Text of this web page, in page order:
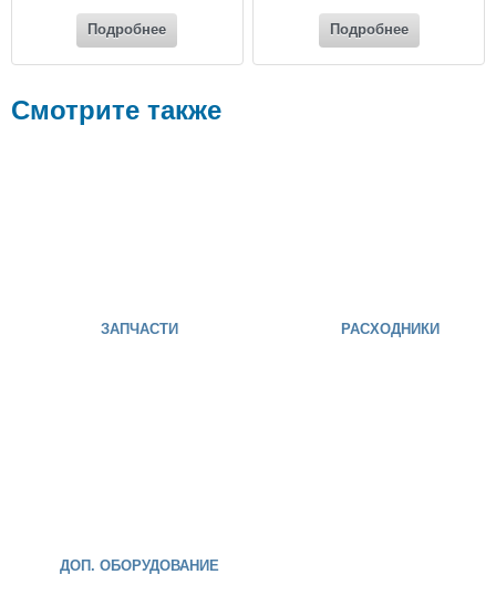
Подробнее Подробнее
Смотрите также
ЗАПЧАСТИ РАСХОДНИКИ
ДОП. ОБОРУДОВАНИЕ